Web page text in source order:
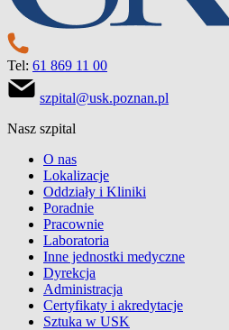
Tel: 61 869 11 00
szpital@usk.poznan.pl
Nasz szpital
O nas
Lokalizacje
Oddziały i Kliniki
Poradnie
Pracownie
Laboratoria
Inne jednostki medyczne
Dyrekcja
Administracja
Certyfikaty i akredytacje
Sztuka w USK